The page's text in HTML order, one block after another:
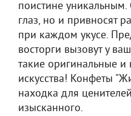
поистине
глаз, но и привносят
при каждом укусе.
восторги вызовут у
такие оригинальные
искусства! Конфеты
находка для
изысканного.